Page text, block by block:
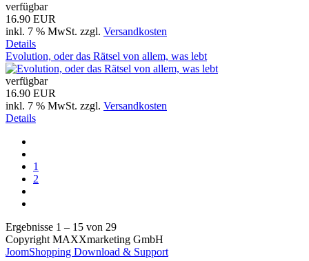
verfügbar
16.90 EUR
inkl. 7 % MwSt. zzgl. Versandkosten
Details
Evolution, oder das Rätsel von allem, was lebt
verfügbar
16.90 EUR
inkl. 7 % MwSt. zzgl. Versandkosten
Details
1
2
Ergebnisse 1 – 15 von 29
Copyright MAXXmarketing GmbH
JoomShopping Download & Support